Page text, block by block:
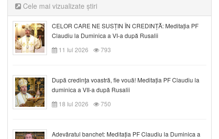
Cele mai vizualizate știri
CELOR CARE NE SUSȚIN ÎN CREDINȚĂ: Meditația PF
Claudiu la Duminica a VI-a după Rusalii
11 Iul 2026
793
După credinţa voastră, fie vouă! Meditația PF Claudiu la
duminica a VII-a după Rusalii
18 Iul 2026
750
Adevăratul banchet: Meditația PF Claudiu la Duminica a